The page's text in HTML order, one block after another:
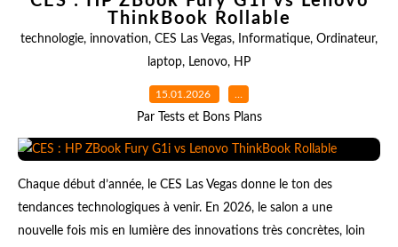
ThinkBook Rollable
technologie, innovation, CES Las Vegas, Informatique, Ordinateur,
laptop, Lenovo, HP
15.01.2026 …
Par Tests et Bons Plans
Chaque début d’année, le CES Las Vegas donne le ton des
tendances technologiques à venir. En 2026, le salon a une
nouvelle fois mis en lumière des innovations très concrètes, loin